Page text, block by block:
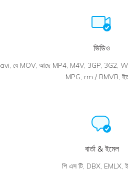
ভিডিও
avi, যে MOV, আছে MP4, M4V, 3GP, 3G2,
MPG, rm / RMVB,
বার্তা & ইমেল
পি এস টি, DBX, EMLX,